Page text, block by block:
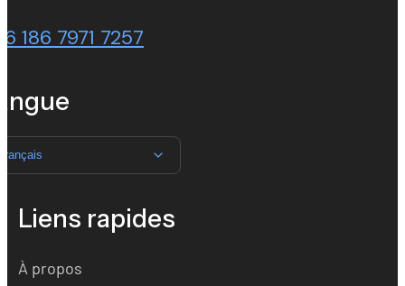
186 7971 7257
Liens rapides
À propos